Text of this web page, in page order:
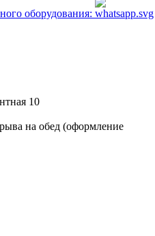
оборудования:
10
на обед (оформление